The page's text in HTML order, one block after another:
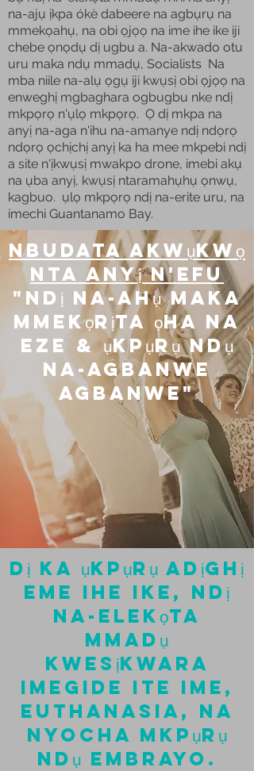
na-ajụ ịkpa ókè dabeere na agbụrụ na
mmekọahụ, na obi ọjọọ na ime ihe ike iji
chebe ọnọdụ dị ugbu a. Na-akwado otu
uru maka ndụ mmadụ, Socialists Na
mba niile na-alụ ọgụ iji kwụsị obi ọjọọ na
enweghị mgbaghara ogbugbu nke ndị
mkpọrọ n'ụlọ mkpọrọ. Ọ dị mkpa na
anyị na-aga n'ihu na-amanye ndị ndọrọ
ndọrọ ọchịchị anyị ka ha mee mkpebi ndị
a site n'ịkwụsị mwakpo drone, imebi akụ
na ụba anyị, kwụsị ntaramahụhụ ọnwụ,
kagbuo. ụlọ mkpọrọ ndị na-erite uru, na
imechi Guantanamo Bay.
nbudata akwụkwọ
nta anyị n'efu
"ndị na-ahụ maka
mmekọrịta ọha na
eze & ụkpụrụ ndụ
na-agbanwe
agbanwe"
dị ka ụkpụrụ adịghị
eme ihe ike, ndị
na-elekọta
mmadụ
kwesịkwara
imegide ite ime,
euthanasia, na
nyocha mkpụrụ
ndụ embrayo.